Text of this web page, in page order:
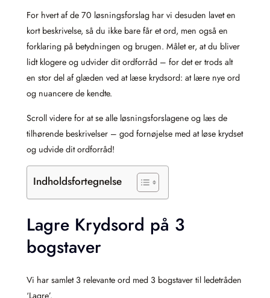
For hvert af de 70 løsningsforslag har vi desuden lavet en
kort beskrivelse, så du ikke bare får et ord, men også en
forklaring på betydningen og brugen. Målet er, at du bliver
lidt klogere og udvider dit ordforråd – for det er trods alt
en stor del af glæden ved at læse krydsord: at lære nye ord
og nuancere de kendte.
Scroll videre for at se alle løsningsforslagene og læs de
tilhørende beskrivelser – god fornøjelse med at løse krydset
og udvide dit ordforråd!
Indholdsfortegnelse
Lagre Krydsord på 3
bogstaver
Vi har samlet 3 relevante ord med 3 bogstaver til ledetråden